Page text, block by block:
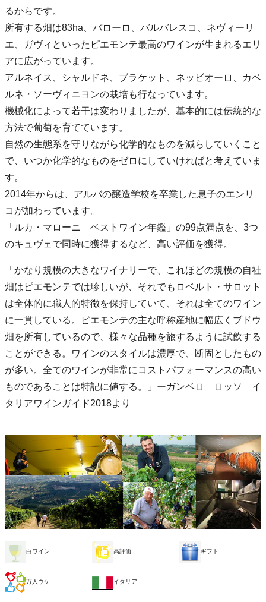
るからです。
所有する畑は83ha、バローロ、バルバレスコ、ネヴィーリ
エ、ガヴィといったピエモンテ最高のワインが生まれるエリ
アに広がっています。
アルネイス、シャルドネ、ブラケット、ネッビオーロ、カベ
ルネ・ソーヴィニヨンの栽培も行なっています。
機械化によって若干は変わりましたが、基本的には伝統的な
方法で葡萄を育てています。
自然の生態系を守りながら化学的なものを減らしていくこと
で、いつか化学的なものをゼロにしていければと考えていま
す。
2014年からは、アルバの醸造学校を卒業した息子のエンリ
コが加わっています。
「ルカ・マローニ ベストワイン年鑑」の99点満点を、3つ
のキュヴェで同時に獲得するなど、高い評価を獲得。
「かなり規模の大きなワイナリーで、これほどの規模の自社
畑はピエモンテでは珍しいが、それでもロベルト・サロット
は全体的に職人的特徴を保持していて、それは全てのワイン
に一貫している。ピエモンテの主な呼称産地に幅広くブドウ
畑を所有しているので、様々な品種を旅するように試飲する
ことができる。ワインのスタイルは濃厚で、断固としたもの
が多い。全てのワインが非常にコストパフォーマンスの高い
ものであることは特記に値する。」ーガンベロ ロッソ イ
タリアワインガイド2018より
白ワイン 高評価 ギフト
万人ウケ イタリア